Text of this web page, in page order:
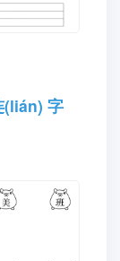
(lián) 字